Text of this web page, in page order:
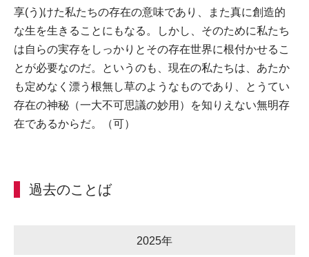
享(う)けた私たちの存在の意味であり、また真に創造的
な生を生きることにもなる。しかし、そのために私たち
は自らの実存をしっかりとその存在世界に根付かせるこ
とが必要なのだ。というのも、現在の私たちは、あたか
も定めなく漂う根無し草のようなものであり、とうてい
存在の神秘（一大不可思議の妙用）を知りえない無明存
在であるからだ。（可）
過去のことば
2025年